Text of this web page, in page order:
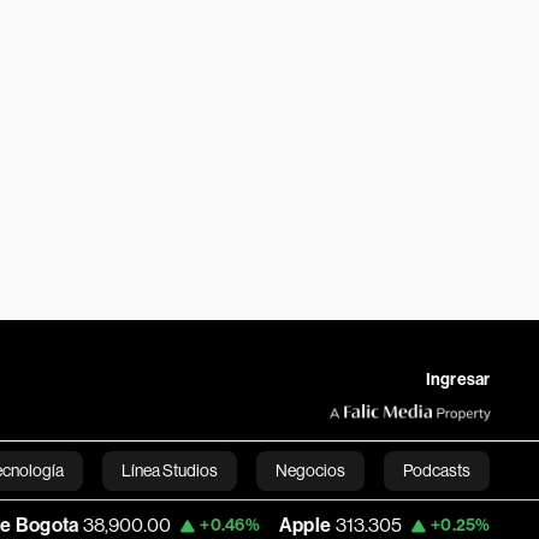
Ingresar
Línea Studios Negocios Podcasts
English+0.46% Apple 313.305 +0.25% USD COP